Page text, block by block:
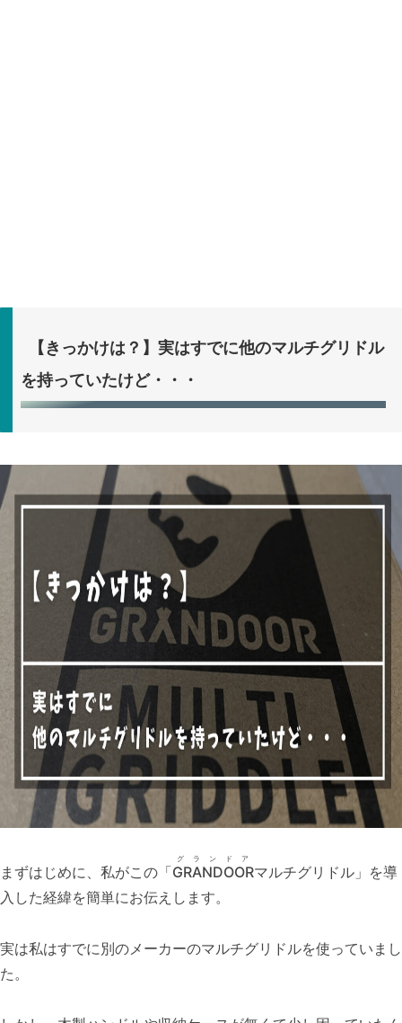
【きっかけは？】実はすでに他のマルチグリドル
を持っていたけど・・・
まずはじめに、私がこの「GRANDOOR
グランドア
マルチグリドル」を導
入した経緯を簡単にお伝えします。
実は私はすでに別のメーカーのマルチグリドルを使っていまし
た。